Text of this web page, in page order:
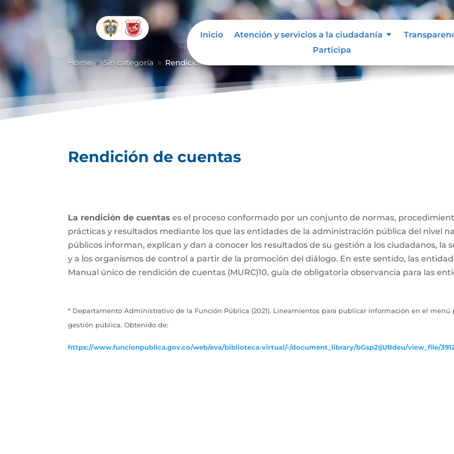
Inicio Atención y servicios a la ciudadanía
Participa
Home 9 Sin categoría 9 Rendición de cuentas
Rendición de cuentas
La rendición de cuentas es el proceso conformado por un conjunto de normas,
prácticas y resultados mediante los que las entidades de la administración pública del nivel
públicos informan, explican y dan a conocer los resultados de su gestión a los ciudadanos, la
y a los organismos de control a partir de la promoción del diálogo. En este sentido, las
Manual único de rendición de cuentas (MURC)10, guía de obligatoria observancia para las
* Departamento Administrativo de la Función Pública (2021). Lineamientos para publicar información en el
gestión pública. Obtenido de:
https://www.funcionpublica.gov.co/web/eva/biblioteca-virtual/-/document_library/bGsp2IjUBdeu/view_file/